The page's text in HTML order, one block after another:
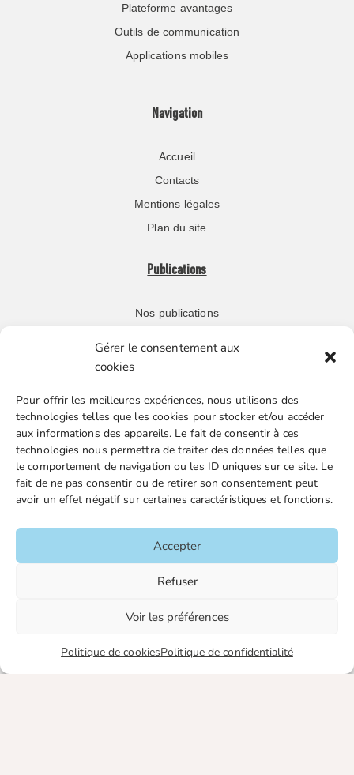
Gérer le consentement aux
cookies
Pour offrir les meilleures expériences, nous utilisons des
technologies telles que les cookies pour stocker et/ou accéder
aux informations des appareils. Le fait de consentir à ces
technologies nous permettra de traiter des données telles que
le comportement de navigation ou les ID uniques sur ce site. Le
fait de ne pas consentir ou de retirer son consentement peut
avoir un effet négatif sur certaines caractéristiques et fonctions.
Accepter
Refuser
Voir les préférences
Politique de cookiesPolitique de confidentialité
Plateforme avantages
Outils de communication
Applications mobiles
Navigation
Accueil
Contacts
Mentions légales
Plan du site
Publications
Nos publications
Liens utiles
Boutique en ligne
Espace Presse
Gestion des cookies
FGTA-FO / 15 avenue Victor Hugo – 92170 Vanves / 01 86